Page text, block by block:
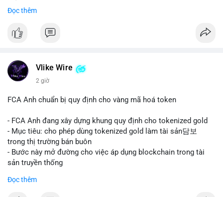
#vlikevn #titanbot
Đọc thêm
Vlike Wire
2 giờ
FCA Anh chuẩn bị quy định cho vàng mã hoá token
- FCA Anh đang xây dựng khung quy định cho tokenized gold
- Mục tiêu: cho phép dùng tokenized gold làm tài sản담보
trong thị trường bán buôn
- Bước này mở đường cho việc áp dụng blockchain trong tài
sản truyền thống
Đọc thêm